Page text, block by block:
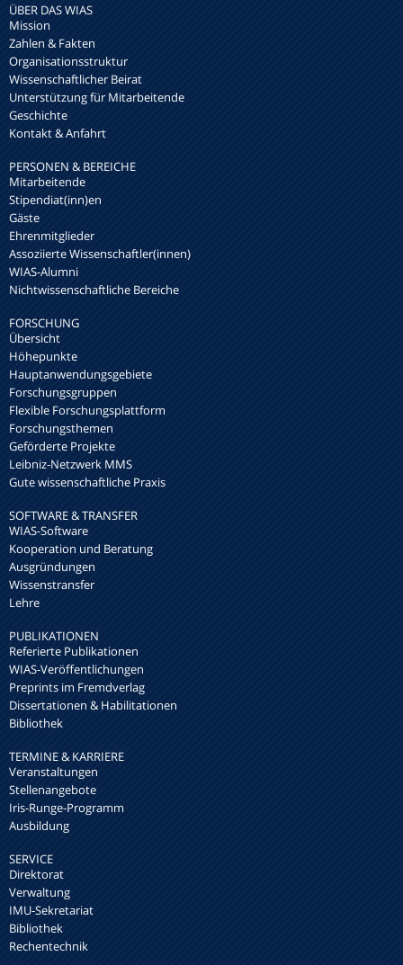
ÜBER DAS WIAS
Mission
Zahlen & Fakten
Organisationsstruktur
Wissenschaftlicher Beirat
Unterstützung für Mitarbeitende
Geschichte
Kontakt & Anfahrt
PERSONEN & BEREICHE
Mitarbeitende
Stipendiat(inn)en
Gäste
Ehrenmitglieder
Assoziierte Wissenschaftler(innen)
WIAS-Alumni
Nichtwissenschaftliche Bereiche
FORSCHUNG
Übersicht
Höhepunkte
Hauptanwendungsgebiete
Forschungsgruppen
Flexible Forschungsplattform
Forschungsthemen
Geförderte Projekte
Leibniz-Netzwerk MMS
Gute wissenschaftliche Praxis
SOFTWARE & TRANSFER
WIAS-Software
Kooperation und Beratung
Ausgründungen
Wissenstransfer
Lehre
PUBLIKATIONEN
Referierte Publikationen
WIAS-Veröffentlichungen
Preprints im Fremdverlag
Dissertationen & Habilitationen
Bibliothek
TERMINE & KARRIERE
Veranstaltungen
Stellenangebote
Iris-Runge-Programm
Ausbildung
SERVICE
Direktorat
Verwaltung
IMU-Sekretariat
Bibliothek
Rechentechnik